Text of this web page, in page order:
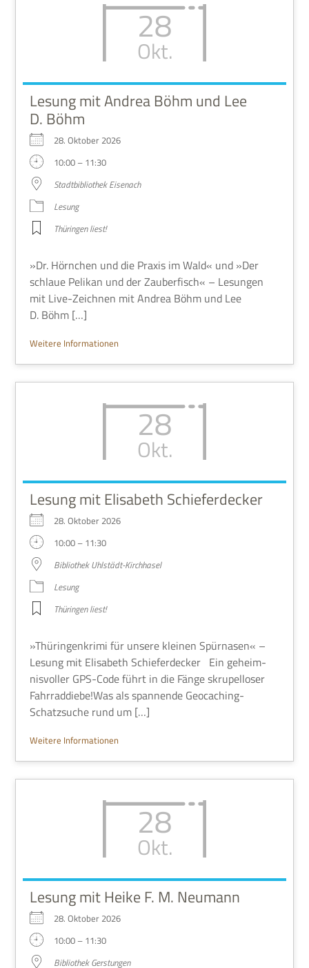
28
Okt.
Lesung mit Andrea Böhm und Lee
D. Böhm
28. Okto­ber 2026
10:00 – 11:30
Stadt­bi­blio­thek Eisenach
Lesung
Thü­rin­gen liest!
»Dr. Hörn­chen und die Pra­xis im Wald« und »Der
schlaue Peli­kan und der Zau­ber­fisch« – Lesun­gen
mit Live-Zeich­nen mit Andrea Böhm und Lee
D. Böhm […]
Wei­tere Informationen
28
Okt.
Lesung mit Elisabeth Schieferdecker
28. Okto­ber 2026
10:00 – 11:30
Biblio­thek Uhlstädt-Kirchhasel
Lesung
Thü­rin­gen liest!
»Thü­rin­gen­krimi für unsere klei­nen Spür­na­sen« –
Lesung mit Eli­sa­beth Schie­fer­decker Ein geheim­
nis­vol­ler GPS-Code führt in die Fänge skru­pel­lo­ser
Fahrraddiebe!Was als span­nende Geo­caching-
Schatz­su­che rund um […]
Wei­tere Informationen
28
Okt.
Lesung mit Heike F. M. Neumann
28. Okto­ber 2026
10:00 – 11:30
Biblio­thek Gerstungen